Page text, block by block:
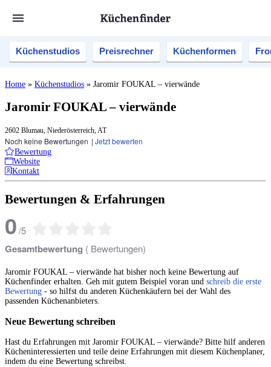
Küchenstudios Preisrechner Küchenformen
Home » Küchenstudios » Jaromir FOUKAL – vierwände
Jaromir FOUKAL – vierwände
2602 Blumau, Niederösterreich, AT
Noch keine Bewertungen | Jetzt bewerten
Bewertung
Website
Kontakt
Bewertungen & Erfahrungen
0/5
Gesamtbewertung ( Bewertungen)
Jaromir FOUKAL – vierwände hat bisher noch keine Bewertung auf
Küchenfinder erhalten. Geh mit gutem Beispiel voran und schreib die erste
Bewertung - so hilfst du anderen Küchenkäufern bei der Wahl des
passenden Küchenanbieters.
Neue Bewertung schreiben
Hast du Erfahrungen mit Jaromir FOUKAL – vierwände? Bitte hilf anderen
Kücheninteressierten und teile deine Erfahrungen mit diesem Küchenplaner,
indem du eine Bewertung schreibst.